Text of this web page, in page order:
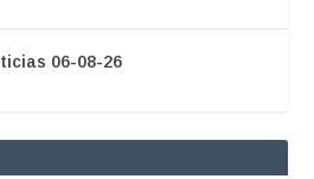
06-08-26